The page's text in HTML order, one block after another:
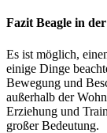
Fazit Beagle in
Es ist möglich,
einige Dinge
Bewegung und
außerhalb der
Erziehung und
großer Bedeutung.